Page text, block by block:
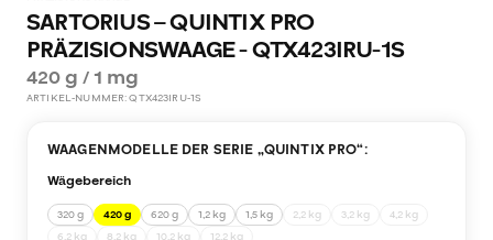
SARTORIUS – QUINTIX PRO
PRÄZISIONSWAAGE - QTX423IRU-1S
420 g / 1 mg
ARTIKEL-NUMMER:QTX423IRU-1S
WAAGENMODELLE DER SERIE „QUINTIX PRO“:
Wägebereich
320 g 420 g 620 g 1,2 kg 1,5 kg 2,2 kg 3,2 kg
4,2 kg
6,2 kg
8,2 kg 10,2 kg 12,2 kg